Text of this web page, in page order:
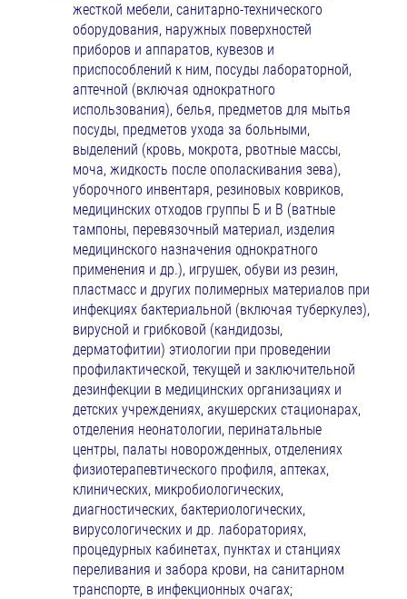
жесткой мебели, санитарно-технического
оборудования, наружных поверхностей
приборов и аппаратов, кувезов и
приспособлений к ним, посуды лабораторной,
аптечной (включая однократного
использования), белья, предметов для мытья
посуды, предметов ухода за больными,
выделений (кровь, мокрота, рвотные массы,
моча, жидкость после ополаскивания зева),
уборочного инвентаря, резиновых ковриков,
медицинских отходов группы Б и В (ватные
тампоны, перевязочный материал, изделия
медицинского назначения однократного
применения и др.), игрушек, обуви из резин,
пластмасс и других полимерных материалов при
инфекциях бактериальной (включая туберкулез),
вирусной и грибковой (кандидозы,
дерматофитии) этиологии при проведении
профилактической, текущей и заключительной
дезинфекции в медицинских организациях и
детских учреждениях, акушерских стационарах,
отделения неонатологии, перинатальные
центры, палаты новорожденных, отделениях
физиотерапевтического профиля, аптеках,
клинических, микробиологических,
диагностических, бактериологических,
вирусологических и др. лабораториях,
процедурных кабинетах, пунктах и станциях
переливания и забора крови, на санитарном
транспорте, в инфекционных очагах;